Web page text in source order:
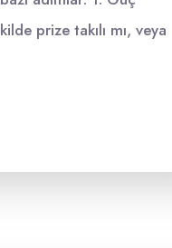
prize takılı mı, veya